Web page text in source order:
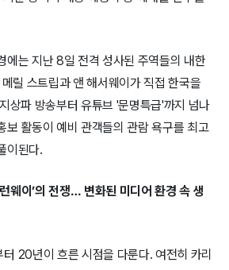
에는 지난 8일 전격 성사된 주역들의 내한
릴 스트립과 앤 해서웨이가 직접 한국을
상파 방송부터 유튜브 '문명특급'까지 넘나
보 활동이 예비 관객들의 관람 욕구를 최고
이된다.
웨이’의 전쟁… 변화된 미디어 환경 속 생
20년이 흐른 시점을 다룬다. 여전히 카리